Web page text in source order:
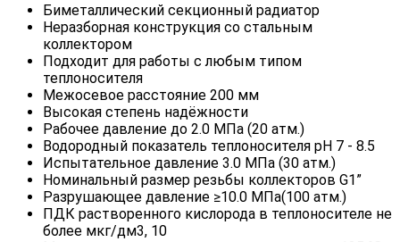
Биметаллический секционный радиатор
Неразборная конструкция со стальным
коллектором
Подходит для работы с любым типом
теплоносителя
Межосевое расстояние 200 мм
Высокая степень надёжности
Рабочее давление до 2.0 МПа (20 атм.)
Водородный показатель теплоносителя pН 7 - 8.5
Испытательное давление 3.0 МПа (30 атм.)
Номинальный размер резьбы коллекторов G1”
Разрушающее давление ≥10.0 МПа(100 атм.)
ПДК растворенного кислорода в теплоносителе не
более мкг/дм3, 10